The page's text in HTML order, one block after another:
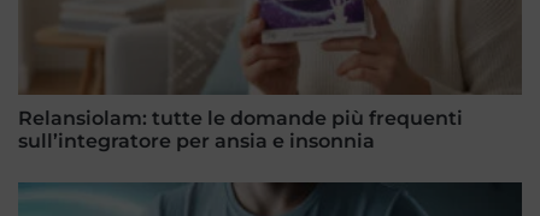
Relansiolam: tutte le domande più frequenti
sull’integratore per ansia e insonnia